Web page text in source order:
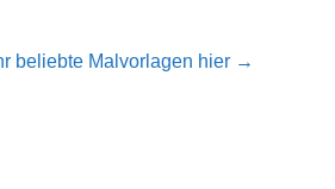
beliebte Malvorlagen hier →